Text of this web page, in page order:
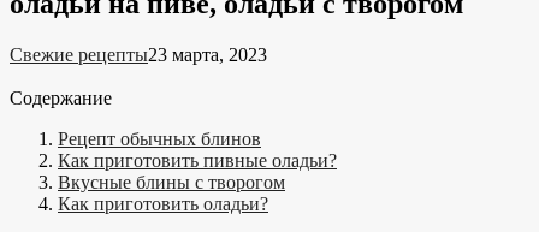
Свежие рецепты23 марта, 2023
Содержание
Рецепт обычных блинов
Как приготовить пивные оладьи?
Вкусные блины с творогом
Как приготовить оладьи?